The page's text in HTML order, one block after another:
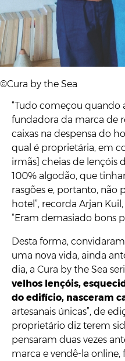
Arjan Kuil e Joana Faustino,
©Cura by the Sea
“Tudo começou quando
fundadora da marca de
caixas na despensa do
qual é proprietária, em
irmãs] cheias de lençóis
100% algodão, que
rasgões e, portanto, não
hotel”, recorda Arjan
“Eram demasiado bons
Desta forma,
uma nova vida, ainda
dia, a Cura by the Sea
velhos lençóis,
do edifício, nasceram
artesanais únicas”, de
proprietário diz terem
pensaram duas vezes
marca e vendê-la online,